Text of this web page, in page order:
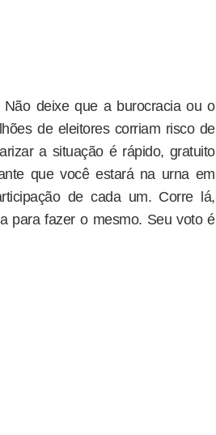
deixe que a burocracia ou o
de eleitores corriam risco de
a situação é rápido, gratuito
que você estará na urna em
de cada um. Corre lá,
para fazer o mesmo. Seu voto é